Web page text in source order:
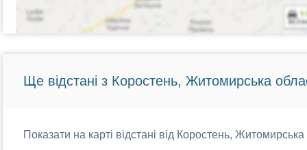
Ще відстані з Коростень, Житомирська
Показати на карті відстані від Коростень,